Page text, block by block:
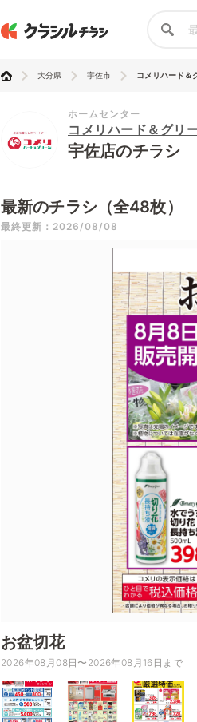
大分県 宇佐市 コメリハード＆
ホームセンター
コメリハード＆グリ
宇佐店のチラシ
最新のチラシ（全48枚）
最終更新：2026/08/08
お盆切花
2026年08月08日〜2026年08月16日まで